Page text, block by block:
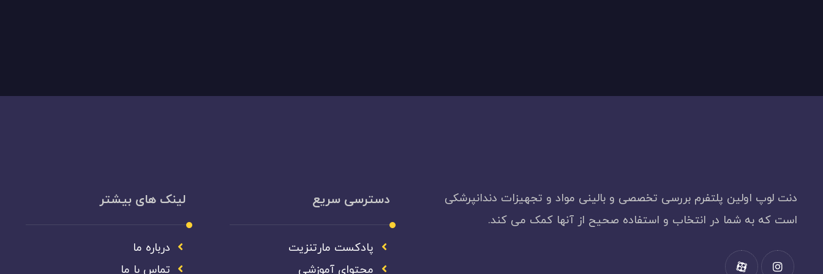
دنت لوپ اولین پلتفرم بررسی تخصصی و بالینی مواد و تجهیزات دندانپرشکی
است که به شما در انتخاب و استفاده صحیح از آنها کمک می کند.
دسترسی سریع
پادکست مارتنزیت
محتوای آموزشی
لینک های بیشتر
درباره ما
تماس با ما